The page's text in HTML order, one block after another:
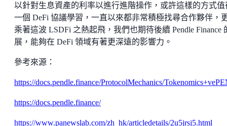
以針對生息資產的利率以進行進階操作，或許這樣的方式值
一個 DeFi 協議學習，一直以來都非常積極找尋合作夥伴，
乘著這波 LSDFi 之熱起飛，我們也期待後續 Pendle Finance
展，能夠在 DeFi 領域有著更深遠的影響力。
參考來源：
https://docs.pendle.finance/ProtocolMechanics/
https://docs.pendle.finance/
https://www.panewslab.com/zh_hk/articledetails/2u5jrsj5.html